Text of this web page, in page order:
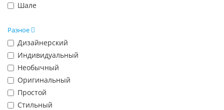
Шале
Разное
Дизайнерский
Индивидуальный
Необычный
Оригинальный
Простой
Стильный